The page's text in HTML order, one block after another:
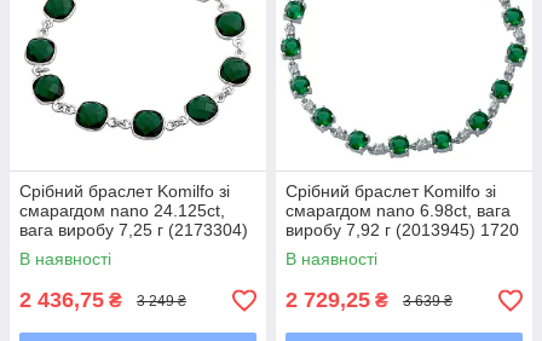
Срібний браслет Komilfo зі
смарагдом nano 24.125ct,
вага виробу 7,25 г (2173304)
1720 розмір
В наявності
2 436,75 ₴ 3 249 ₴
Срібний браслет Komilfo зі
смарагдом nano 6.98ct, вага
виробу 7,92 г (2013945) 1720
розмір
В наявності
2 729,25 ₴ 3 639 ₴